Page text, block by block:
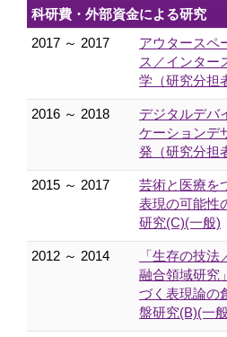
科研費・外部資金による研究
2017 ～ 2017
アウタースペ
ス／インター
学（研究分担
2016 ～ 2018
デジタルデバ
ケーションデ
発（研究分担
2015 ～ 2017
芸術と医療を
表現の可能性
研究(C)(一般)
2012 ～ 2014
「生存の技
融合領域研究
づく表現論の
盤研究(B)(一